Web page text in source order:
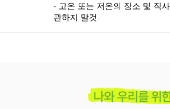
- 고온 또는 저온의 장소 및 직
관하지 말것.